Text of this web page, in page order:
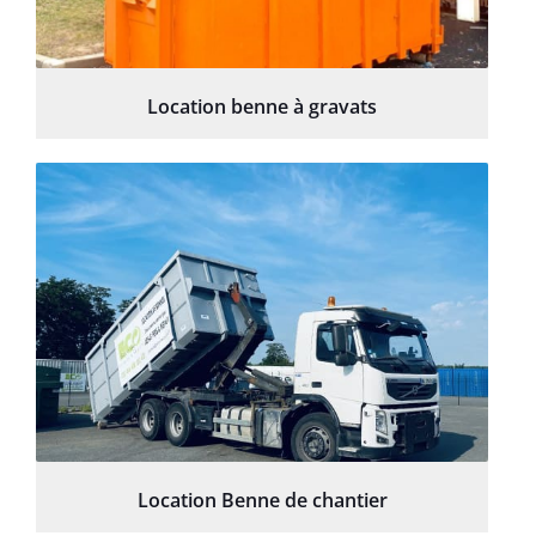
Location benne à gravats
Location Benne de chantier